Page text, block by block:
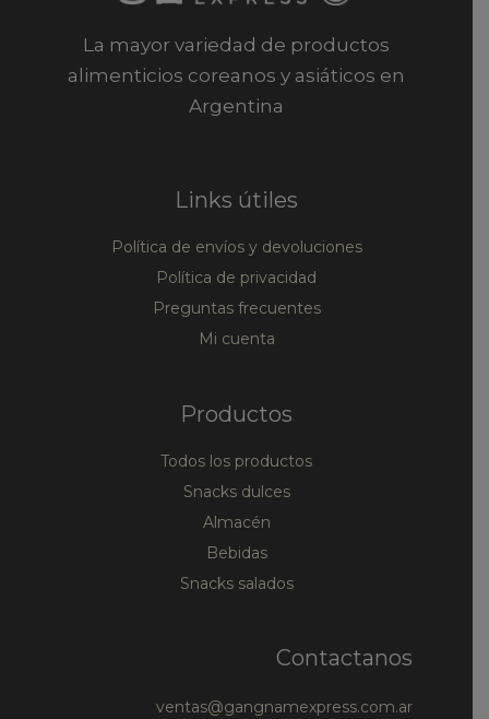
La mayor variedad de productos
alimenticios coreanos y asiáticos en
Argentina
Links útiles
Política de envíos y devoluciones
Política de privacidad
Preguntas frecuentes
Mi cuenta
Productos
Todos los productos
Snacks dulces
Almacén
Bebidas
Snacks salados
Contactanos
ventas@gangnamexpress.com.ar